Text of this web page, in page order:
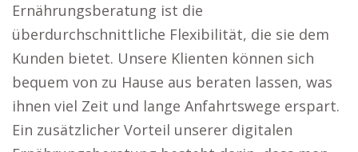
Ernährungsberatung ist die
überdurchschnittliche Flexibilität, die sie dem
Kunden bietet. Unsere Klienten können sich
bequem von zu Hause aus beraten lassen, was
ihnen viel Zeit und lange Anfahrtswege erspart.
Ein zusätzlicher Vorteil unserer digitalen